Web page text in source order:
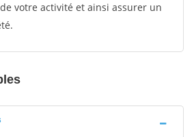
votre activité et ainsi assurer un